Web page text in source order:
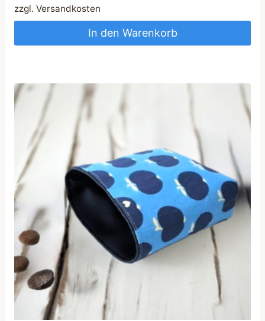
zzgl. Versandkosten
In den Warenkorb